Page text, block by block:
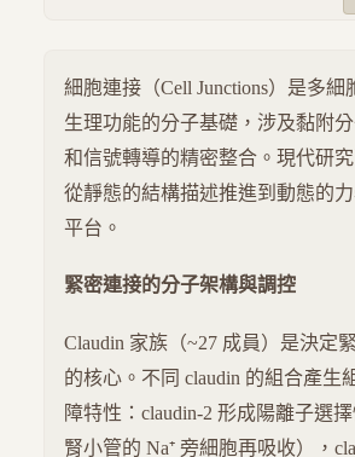
細胞連接（Cell Junctions）是多細
生理功能的分子基礎，涉及黏附
和信號轉導的精密整合。現代研
從靜態的結構描述推進到動態的
平台。
緊密連接的分子架構與調控
Claudin 家族（~27 成員）是決定
的核心。不同 claudin 的組合產生
障特性：claudin-2 形成陽離子選
腎小管的 Na⁺ 旁細胞再吸收），